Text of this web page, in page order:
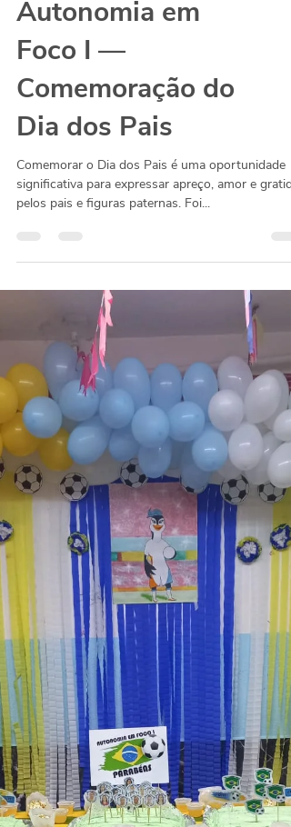
Autonomia em
Foco I —
Comemoração do
Dia dos Pais
pelos pais e figuras paternas. Foi...